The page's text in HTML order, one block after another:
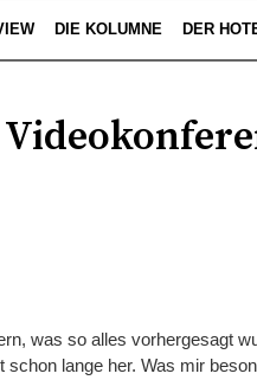
DIE KOLUMNE DER
was so alles vorhergesagt
schon lange her. Was mir